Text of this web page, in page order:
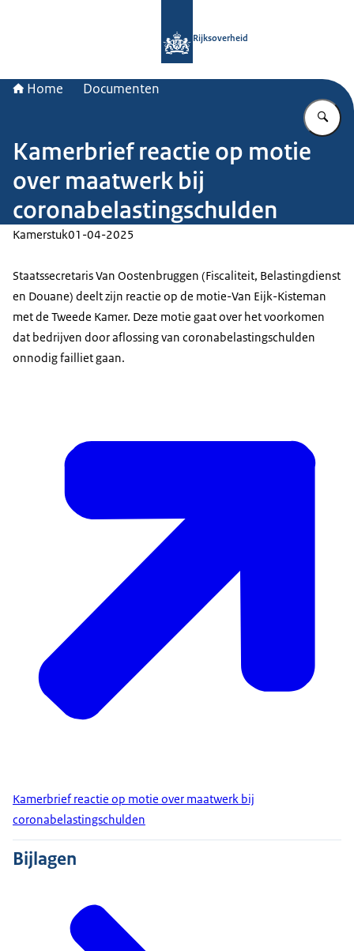
Rijksoverheid
Home Documenten
Kamerbrief reactie op motie
over maatwerk bij
coronabelastingschulden
Kamerstuk01-04-2025
Staatssecretaris Van Oostenbruggen (Fiscaliteit, Belastingdienst
en Douane) deelt zijn reactie op de motie-Van Eijk-Kisteman
met de Tweede Kamer. Deze motie gaat over het voorkomen
dat bedrijven door aflossing van coronabelastingschulden
onnodig failliet gaan.
Kamerbrief reactie op motie over maatwerk bij
coronabelastingschulden
Bijlagen